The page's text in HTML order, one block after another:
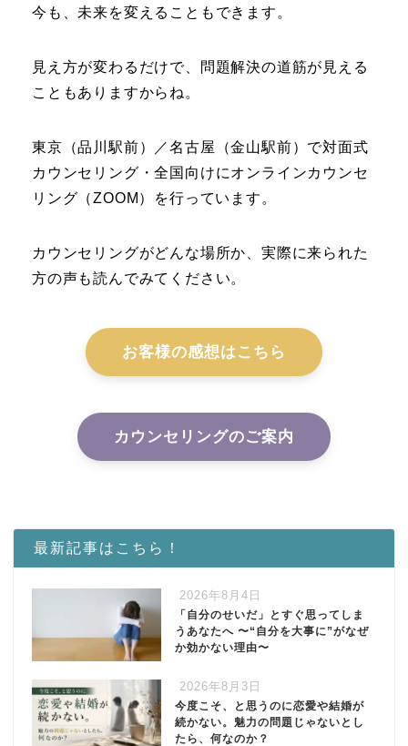
今も、未来を変えることもできます。
見え方が変わるだけで、問題解決の道筋が見える
こともありますからね。
東京（品川駅前）／名古屋（金山駅前）で対面式
カウンセリング・全国向けにオンラインカウンセ
リング（ZOOM）を行っています。
カウンセリングがどんな場所か、実際に来られた
方の声も読んでみてください。
お客様の感想はこちら
カウンセリングのご案内
最新記事はこちら！
2026年8月4日
「自分のせいだ」とすぐ思ってしま
うあなたへ 〜“自分を大事に”がなぜ
か効かない理由〜
2026年8月3日
今度こそ、と思うのに恋愛や結婚が
続かない。魅力の問題じゃないとし
たら、何なのか？